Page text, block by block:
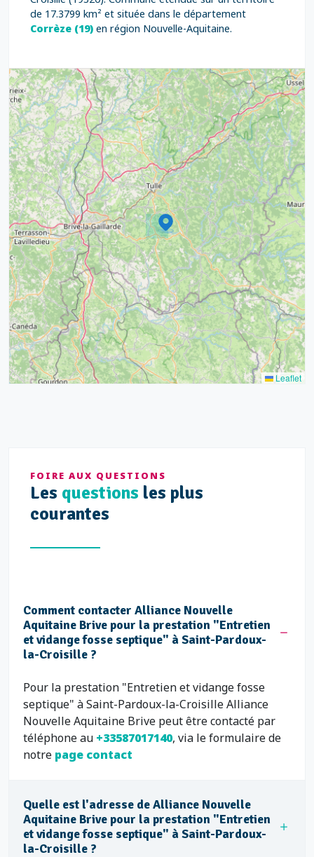
de 17.3799 km² et située dans le département
Corrèze (19) en région Nouvelle-Aquitaine.
3
5
13
6
9
6
5
6
6
12
7
8
6
7
4
5
20
15
10
8
17
17
Leaflet
FOIRE AUX QUESTIONS
Les questions les plus
courantes
Comment contacter Alliance Nouvelle
Aquitaine Brive pour la prestation "Entretien
et vidange fosse septique" à Saint-Pardoux-
la-Croisille ?
Pour la prestation "Entretien et vidange fosse
septique" à Saint-Pardoux-la-Croisille Alliance
Nouvelle Aquitaine Brive peut être contacté par
téléphone au +33587017140, via le formulaire de
notre page contact
Quelle est l'adresse de Alliance Nouvelle
Aquitaine Brive pour la prestation "Entretien
et vidange fosse septique" à Saint-Pardoux-
la-Croisille ?